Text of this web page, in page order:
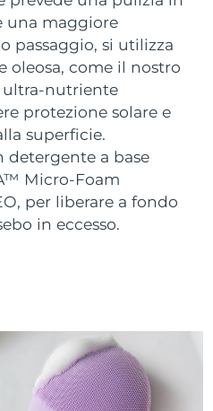
una maggiore
passaggio, si utilizza
oleosa, come il nostro
ultra-nutriente
protezione solare e
superficie.
detergente a base
Micro-Foam
per liberare a fondo
in eccesso.